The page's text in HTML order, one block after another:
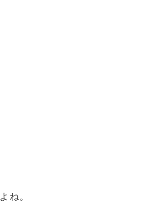
ね。